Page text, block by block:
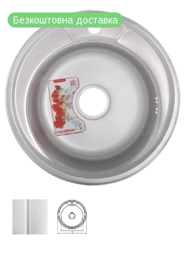
Безкоштовна доставка